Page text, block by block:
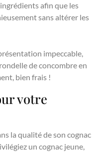
afin que les
sans altérer les
impeccable,
de concombre en
bien frais !
votre
la qualité de son cognac
un cognac jeune,